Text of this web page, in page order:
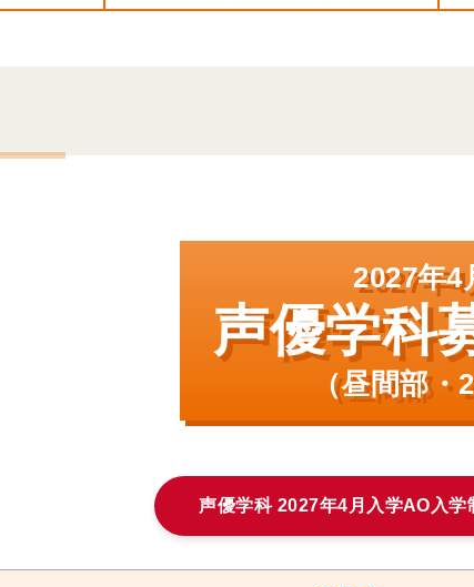
2027年4
声優学科
（昼間部・
声優学科 2027年4月入学AO入学